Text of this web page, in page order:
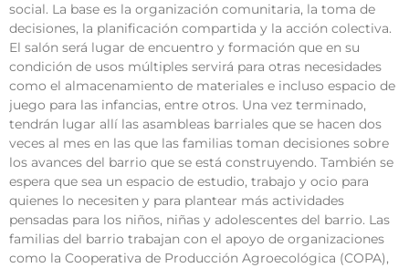
social. La base es la organización comunitaria, la toma de
decisiones, la planificación compartida y la acción colectiva.
El salón será lugar de encuentro y formación que en su
condición de usos múltiples servirá para otras necesidades
como el almacenamiento de materiales e incluso espacio de
juego para las infancias, entre otros. Una vez terminado,
tendrán lugar allí las asambleas barriales que se hacen dos
veces al mes en las que las familias toman decisiones sobre
los avances del barrio que se está construyendo. También se
espera que sea un espacio de estudio, trabajo y ocio para
quienes lo necesiten y para plantear más actividades
pensadas para los niños, niñas y adolescentes del barrio. Las
familias del barrio trabajan con el apoyo de organizaciones
como la Cooperativa de Producción Agroecológica (COPA),